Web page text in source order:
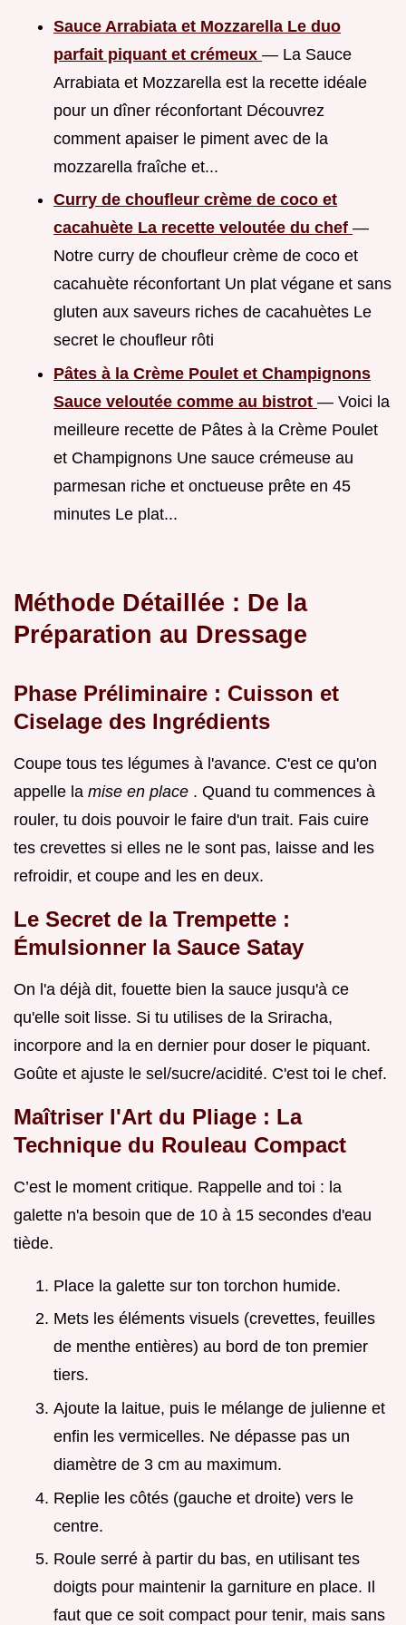
Sauce Arrabiata et Mozzarella Le duo
parfait piquant et crémeux — La Sauce
Arrabiata et Mozzarella est la recette idéale
pour un dîner réconfortant Découvrez
comment apaiser le piment avec de la
mozzarella fraîche et...
Curry de choufleur crème de coco et
cacahuète La recette veloutée du chef —
Notre curry de choufleur crème de coco et
cacahuète réconfortant Un plat végane et sans
gluten aux saveurs riches de cacahuètes Le
secret le choufleur rôti
Pâtes à la Crème Poulet et Champignons
Sauce veloutée comme au bistrot — Voici la
meilleure recette de Pâtes à la Crème Poulet
et Champignons Une sauce crémeuse au
parmesan riche et onctueuse prête en 45
minutes Le plat...
Méthode Détaillée : De la
Préparation au Dressage
Phase Préliminaire : Cuisson et
Ciselage des Ingrédients
Coupe tous tes légumes à l'avance. C'est ce qu'on
appelle la mise en place . Quand tu commences à
rouler, tu dois pouvoir le faire d'un trait. Fais cuire
tes crevettes si elles ne le sont pas, laisse and les
refroidir, et coupe and les en deux.
Le Secret de la Trempette :
Émulsionner la Sauce Satay
On l'a déjà dit, fouette bien la sauce jusqu'à ce
qu'elle soit lisse. Si tu utilises de la Sriracha,
incorpore and la en dernier pour doser le piquant.
Goûte et ajuste le sel/sucre/acidité. C'est toi le chef.
Maîtriser l'Art du Pliage : La
Technique du Rouleau Compact
C’est le moment critique. Rappelle and toi : la
galette n'a besoin que de 10 à 15 secondes d'eau
tiède.
Place la galette sur ton torchon humide.
Mets les éléments visuels (crevettes, feuilles
de menthe entières) au bord de ton premier
tiers.
Ajoute la laitue, puis le mélange de julienne et
enfin les vermicelles. Ne dépasse pas un
diamètre de 3 cm au maximum.
Replie les côtés (gauche et droite) vers le
centre.
Roule serré à partir du bas, en utilisant tes
doigts pour maintenir la garniture en place. Il
faut que ce soit compact pour tenir, mais sans